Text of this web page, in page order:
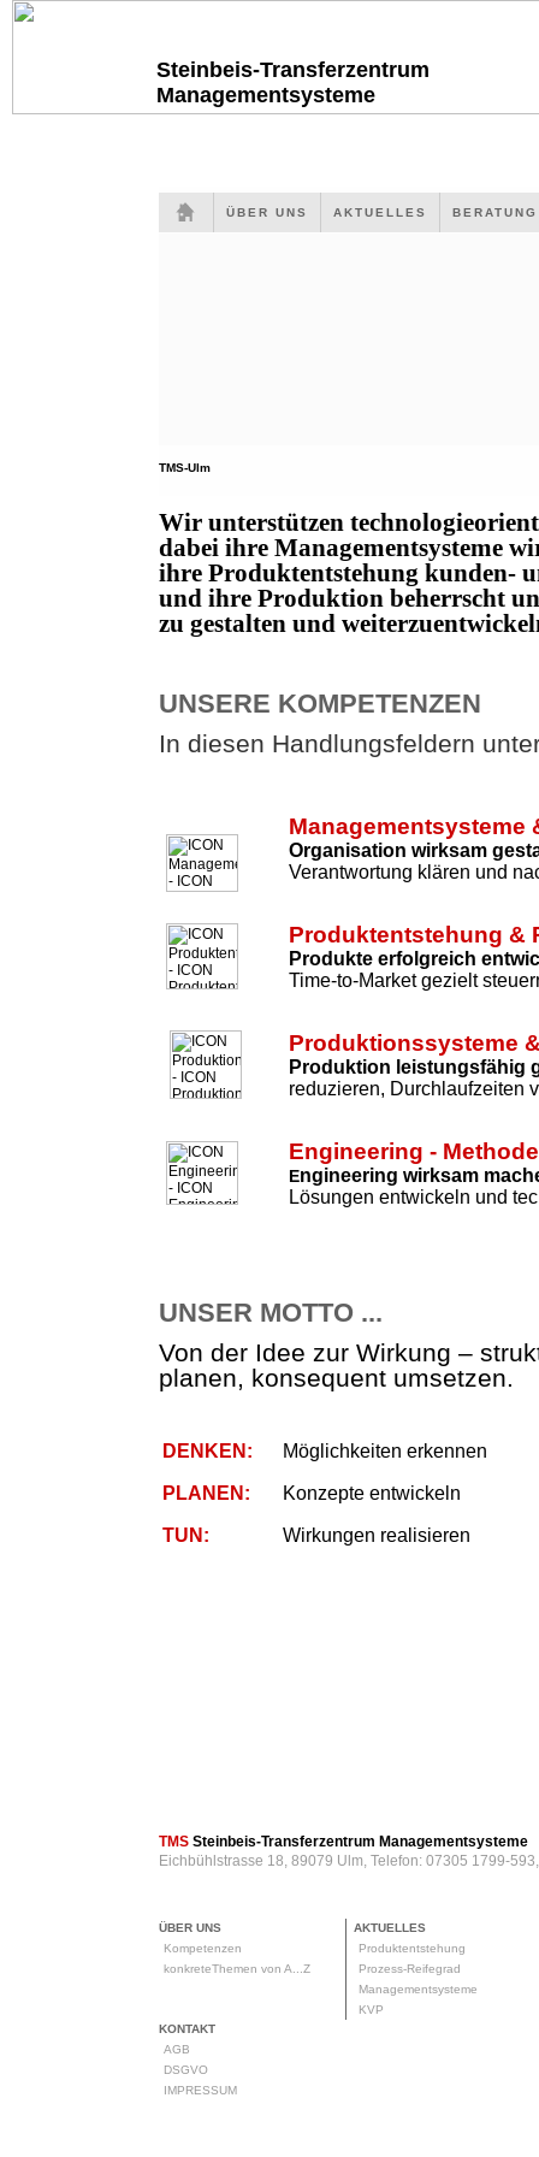
Steinbeis-Transferzentrum
Managementsysteme
ÜBER UNS AKTUELLES
TMS-Ulm
Wir unterstützen
dabei ihre Managementsysteme
ihre Produktentstehung kunden-
und ihre Produktion beherrscht
zu gestalten und
UNSERE KOMPETENZEN
In diesen Handlungsfeldern
Managementsysteme
Organisation wirksam
Verantwortung klären und
Produktentstehung &
Produkte erfolgreich
Time-to-Market gezielt
Produktionssysteme
Produktion leistungsfähig
reduzieren, Durchlaufzeiten
Engineering -
Engineering wirksam
Lösungen entwickeln und
UNSER MOTTO ...
Von der Idee zur Wirkung –
planen, konsequent umsetzen.
DENKEN: Möglichkeiten erkennen
PLANEN: Konzepte entwickeln
TUN: Wirkungen realisieren
TMS Steinbeis-Transferzentrum Managementsysteme
Eichbühlstrasse 18, 89079 Ulm, Telefon: 07305 1799-
ÜBER UNS
Kompetenzen
konkreteThemen von A...Z
AKTUELLES
Produktentstehung
Prozess-Reifegrad
Managementsysteme
KVP
KONTAKT
AGB
DSGVO
IMPRESSUM